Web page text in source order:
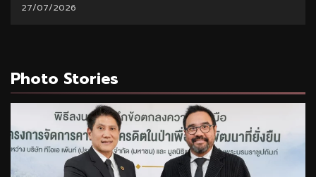
27/07/2026
Photo Stories